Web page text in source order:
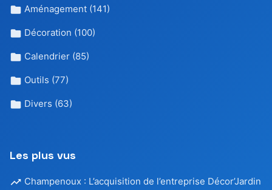
Aménagement (141)
Décoration (100)
Calendrier (85)
Outils (77)
Divers (63)
Les plus vus
Champenoux : L’acquisition de l’entreprise Décor’Jardin